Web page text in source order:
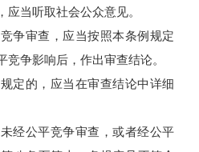
应当听取社会公众意见。
审查，应当按照本条例规定
争影响后，作出审查结论。
的，应当在审查结论中详细
公平竞争审查，或者经公平